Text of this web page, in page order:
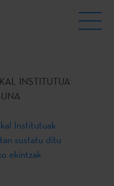
INSTITUTUA
Institutuak
sustatu ditu
ekintzak